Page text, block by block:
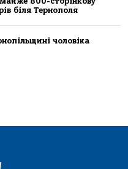
біля Тернополя
чоловіка